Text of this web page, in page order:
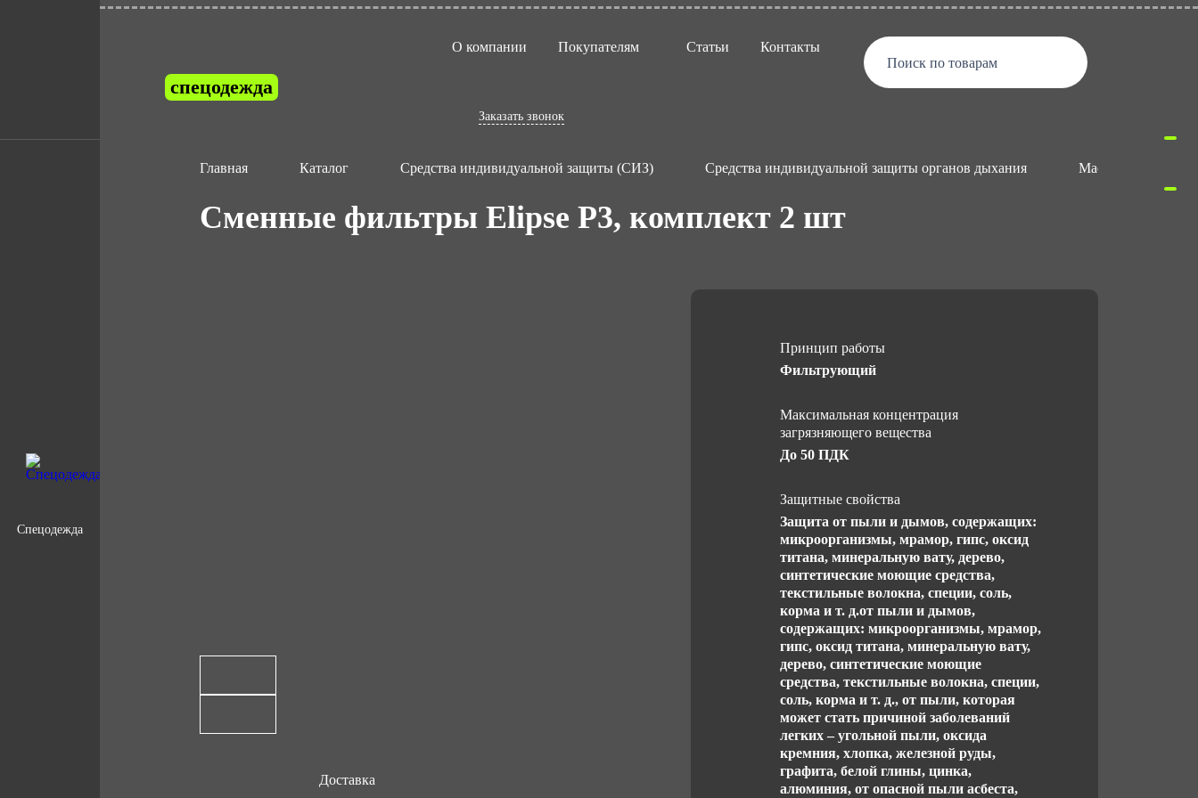
спецодежда
О компании Покупателям Статьи Контакты
Заказать звонок
Поиск по товарам
Спецодежда
Главная Каталог Средства индивидуальной защиты (СИЗ) Средства индивидуальной защиты органов дыхания Маски и
Сменные фильтры Elipse P3, комплект 2 шт
Доставка
Принцип работы
Фильтрующий
Максимальная концентрация
загрязняющего вещества
До 50 ПДК
Защитные свойства
Защита от пыли и дымов, содержащих:
микроорганизмы, мрамор, гипс, оксид
титана, минеральную вату, дерево,
синтетические моющие средства,
текстильные волокна, специи, соль,
корма и т. д.от пыли и дымов,
содержащих: микроорганизмы, мрамор,
гипс, оксид титана, минеральную вату,
дерево, синтетические моющие
средства, текстильные волокна, специи,
соль, корма и т. д., от пыли, которая
может стать причиной заболеваний
легких – угольной пыли, оксида
кремния, хлопка, железной руды,
графита, белой глины, цинка,
алюминия, от опасной пыли асбеста,